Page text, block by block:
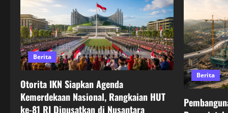
Berita
Otorita IKN Siapkan Agenda
Kemerdekaan Nasional, Rangkaian HUT
ke-81 RI Dipusatkan di Nusantara
Berita